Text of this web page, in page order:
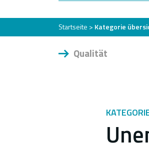
Startseite Kategorie
Qualität